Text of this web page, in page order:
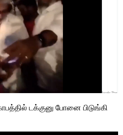
டக்குனு போனை பிடுங்கி